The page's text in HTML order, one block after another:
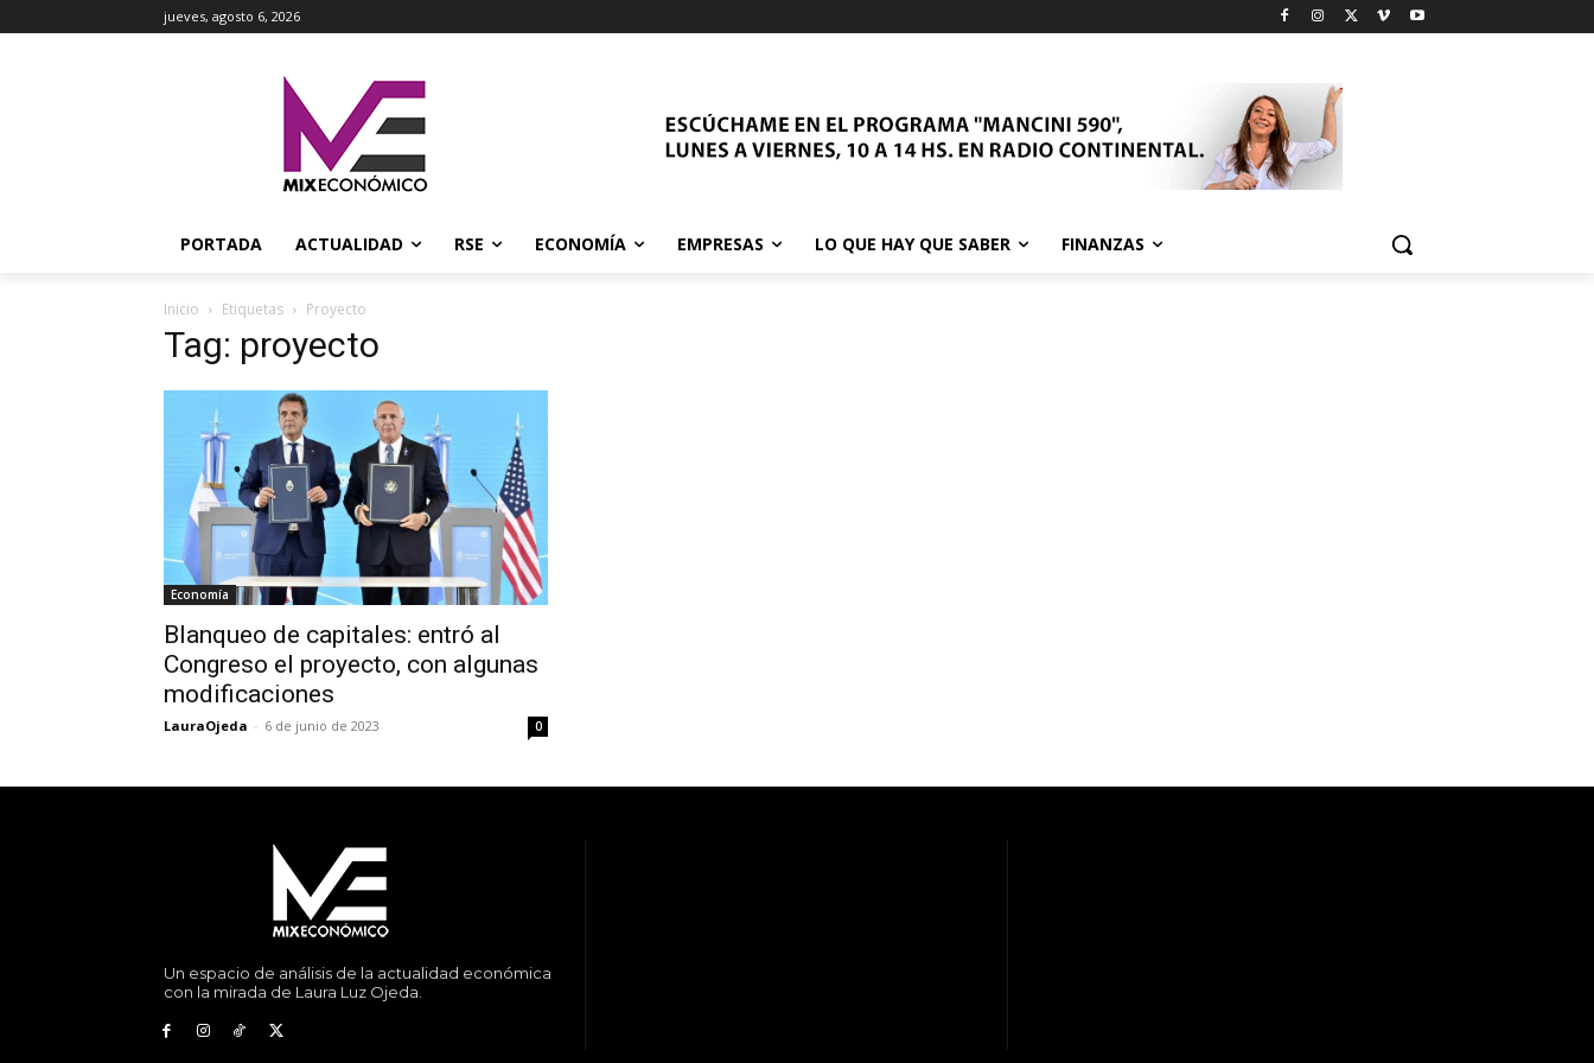
jueves, agosto 6, 2026
PORTADA ACTUALIDAD RSE ECONOMÍA EMPRESAS LO QUE HAY QUE SABER FINANZAS
Inicio Etiquetas Proyecto
Tag: proyecto
Economía
Blanqueo de capitales: entró al
Congreso el proyecto, con algunas
modificaciones
LauraOjeda - 6 de junio de 2023 0
Un espacio de análisis de la actualidad económica
con la mirada de Laura Luz Ojeda.